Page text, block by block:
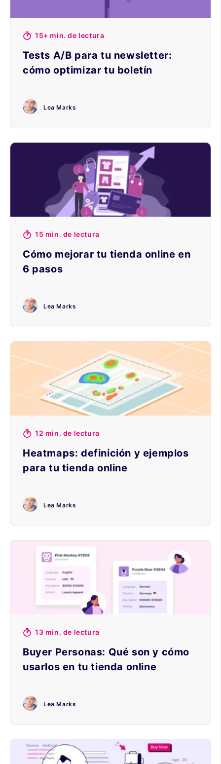
15+ min. de lectura
Tests A/B para tu newsletter:
cómo optimizar tu boletín
Lea Marks
15 min. de lectura
Cómo mejorar tu tienda online en
6 pasos
Lea Marks
12 min. de lectura
Heatmaps: definición y ejemplos
para tu tienda online
Lea Marks
13 min. de lectura
Buyer Personas: Qué son y cómo
usarlos en tu tienda online
Lea Marks